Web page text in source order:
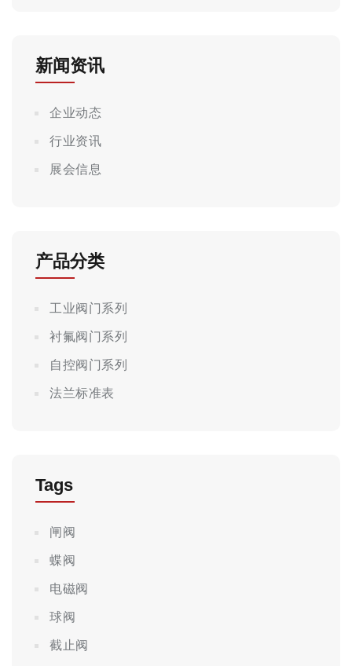
新闻资讯
企业动态
行业资讯
展会信息
产品分类
工业阀门系列
衬氟阀门系列
自控阀门系列
法兰标准表
Tags
闸阀
蝶阀
电磁阀
球阀
截止阀